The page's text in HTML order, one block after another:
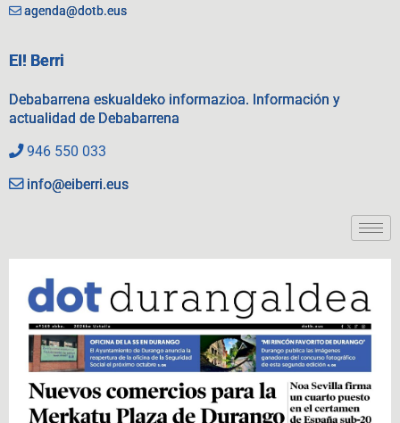
agenda@dotb.eus
EI! Berri
Debabarrena eskualdeko informazioa. Información y
actualidad de Debabarrena
946 550 033
info@eiberri.eus